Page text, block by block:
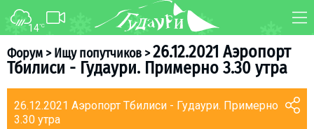
14°C
Форум>Ищу попутчиков>26.12.2021 Аэропорт
Тбилиси - Гудаури. Примерно 3.30 утра
26.12.2021 Аэропорт Тбилиси - Гудаури. Примерно
3.30 утра
ФОРУМ КАРТА
WEBCAM
ТРАНСФЕР
О курорте
Схема трасс
Ски-пасс